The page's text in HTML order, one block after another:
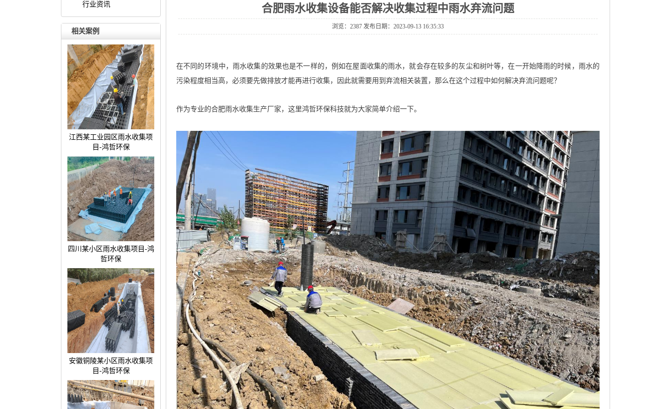
行业资讯
相关案例
江西某工业园区雨水收集项
目-鸿哲环保
四川某小区雨水收集项目-鸿
哲环保
安徽铜陵某小区雨水收集项
目-鸿哲环保
合肥雨水收集设备能否解决收集过程中雨水弃流问题
浏览：2387发布日期：2023-09-1316:35:33
在不同的环境中，雨水收集的效果也是不一样的，例如在屋面收集的雨水，就会存在较多的灰尘和树叶等，在一开始降雨的时候，雨水的
污染程度相当高，必须要先做排放才能再进行收集，因此就需要用到弃流相关装置，那么在这个过程中如何解决弃流问题呢？
作为专业的合肥雨水收集生产厂家，这里鸿哲环保科技就为大家简单介绍一下。